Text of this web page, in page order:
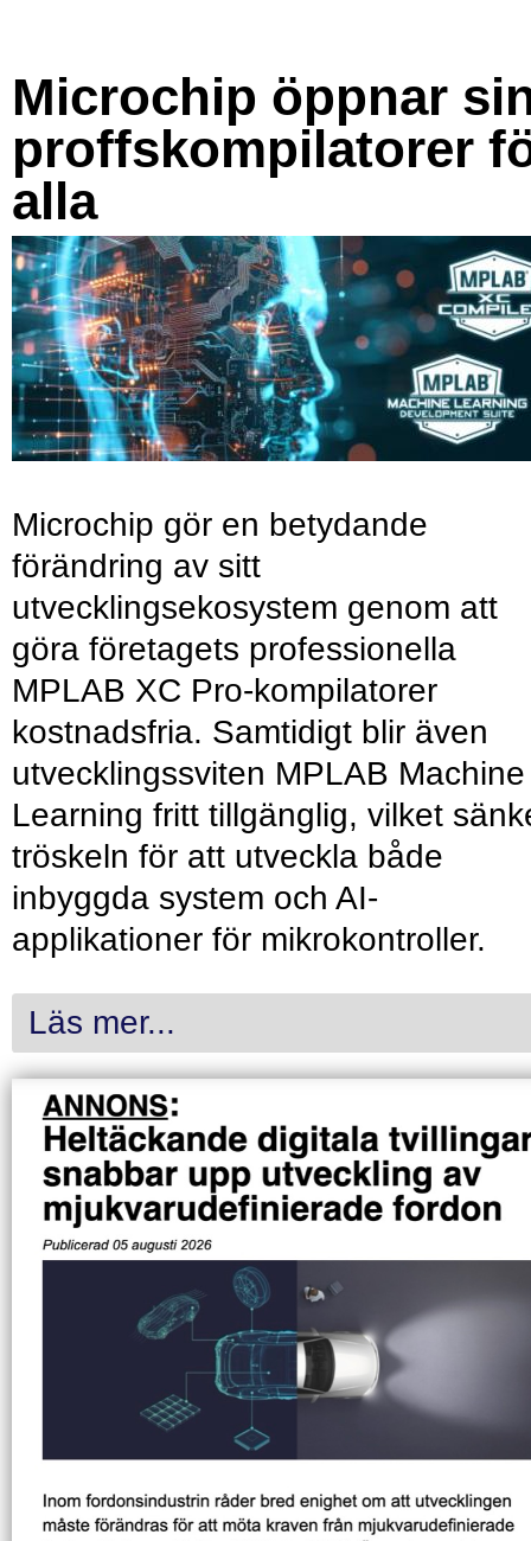
Microchip öppnar
proffskompilatorer
alla
Microchip gör en betydande
förändring av sitt
utvecklingsekosystem genom att
göra företagets professionella
MPLAB XC Pro-kompilatorer
kostnadsfria. Samtidigt blir även
utvecklingssviten MPLAB Machine
Learning fritt tillgänglig, vilket
tröskeln för att utveckla både
inbyggda system och AI-
applikationer för mikrokontroller.
Läs mer...